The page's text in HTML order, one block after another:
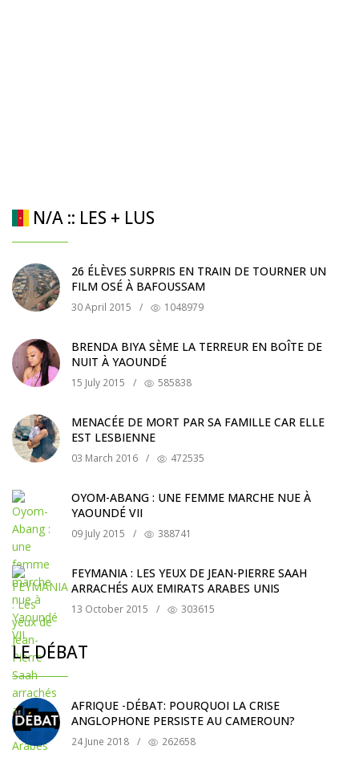
N/A :: LES + LUS
26 ÉLÈVES SURPRIS EN TRAIN DE TOURNER UN
FILM OSÉ À BAFOUSSAM
30 April 2015 / 1048979
BRENDA BIYA SÈME LA TERREUR EN BOÎTE DE
NUIT À YAOUNDÉ
15 July 2015 / 585838
MENACÉE DE MORT PAR SA FAMILLE CAR ELLE
EST LESBIENNE
03 March 2016 / 472535
OYOM-ABANG : UNE FEMME MARCHE NUE À
YAOUNDÉ VII
09 July 2015 / 388741
FEYMANIA : LES YEUX DE JEAN-PIERRE SAAH
ARRACHÉS AUX EMIRATS ARABES UNIS
13 October 2015 / 303615
LE DÉBAT
AFRIQUE -DÉBAT: POURQUOI LA CRISE
ANGLOPHONE PERSISTE AU CAMEROUN?
24 June 2018 / 262658